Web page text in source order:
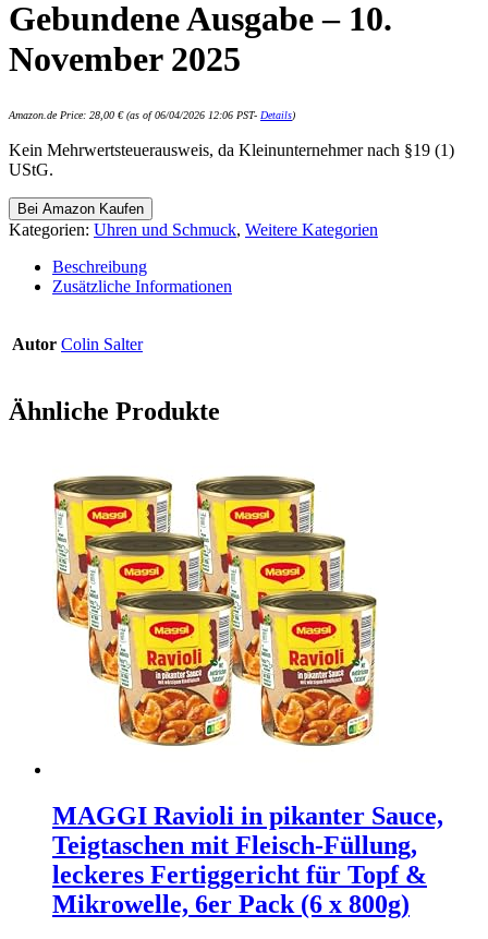
Gebundene Ausgabe – 10.
November 2025
Amazon.de Price: 28,00 €(as of 06/04/2026 12:06 PST- Details)
Kein Mehrwertsteuerausweis, da Kleinunternehmer nach §19 (1)
UStG.
Bei Amazon Kaufen
Kategorien: Uhren und Schmuck, Weitere Kategorien
Beschreibung
Zusätzliche Informationen
Autor Colin Salter
Ähnliche Produkte
MAGGI Ravioli in pikanter Sauce,
Teigtaschen mit Fleisch-Füllung,
leckeres Fertiggericht für Topf &
Mikrowelle, 6er Pack (6 x 800g)